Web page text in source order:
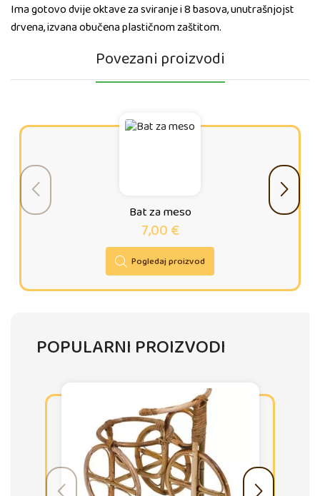
Ima gotovo dvije oktave za sviranje i 8 basova, unutrašnjojst
drvena, izvana obučena plastičnom zaštitom.
Povezani proizvodi
Bat za meso
7,00€
Pogledaj proizvod
POPULARNI PROIZVODI